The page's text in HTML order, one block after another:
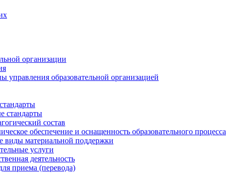
организации
управления образовательной организацией
стандарты
состав
обеспечение и оснащенность образовательного процесса
виды материальной поддержки
услуги
деятельность
приема (перевода)